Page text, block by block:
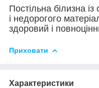
Постільна білизна із
і недорогого
здоровий і
Приховати
Характеристики